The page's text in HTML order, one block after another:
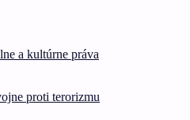
a kultúrne práva
proti terorizmu